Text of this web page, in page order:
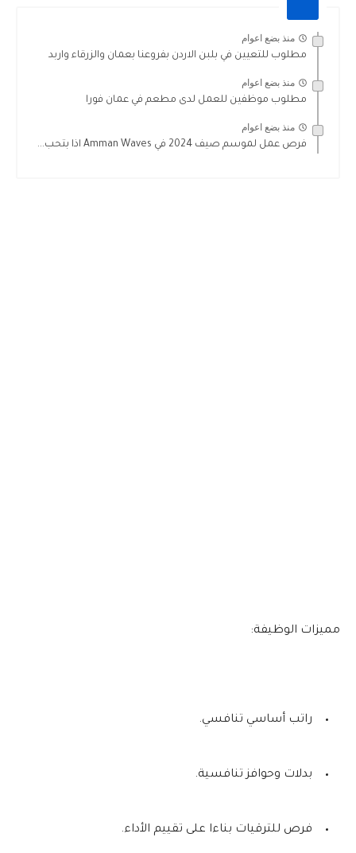
منذ بضع اعوام
مطلوب للتعيين في بلبن الاردن بفروعنا بعمان والزرقاء واربد
منذ بضع اعوام
مطلوب موظفين للعمل لدى مطعم في عمان فورا
منذ بضع اعوام
فرص عمل لموسم صيف 2024 في Amman Waves اذا بتحب...
مميزات الوظيفة:
راتب أساسي تنافسي.
بدلات وحوافز تنافسية.
فرص للترقيات بناءا على تقييم الأداء.